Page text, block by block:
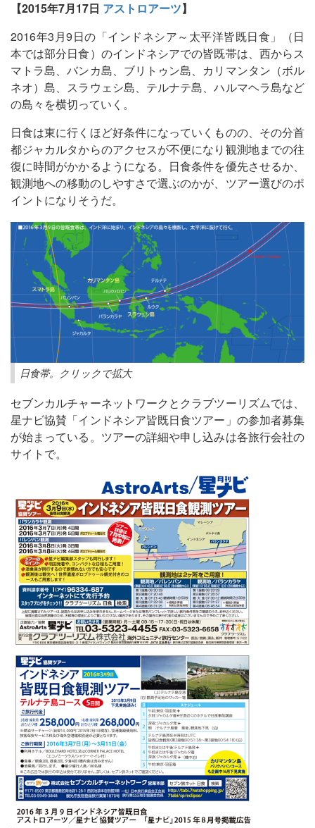
【2015年7月17日 アストロアーツ】
2016年3月9日の「インドネシア～太平洋皆既日食」（日
本では部分日食）のインドネシアでの皆既帯は、西からス
マトラ島、バンカ島、ブリトゥン島、カリマンタン（ボル
ネオ）島、スラウェシ島、テルナテ島、ハルマヘラ島など
の島々を横切っていく。
日食は東に行くほど好条件になっていくものの、その分首
都ジャカルタからのアクセスが不便になり観測地までの往
復に時間がかかるようになる。日食条件を優先させるか、
観測地への移動のしやすさで選ぶのかが、ツアー選びのポ
イントになりそうだ。
日食帯。クリックで拡大
セブンカルチャーネットワークとクラブツーリズムでは、
星ナビ協賛「インドネシア皆既日食ツアー」の参加者募集
が始まっている。ツアーの詳細や申し込みは各旅行会社の
サイトで。